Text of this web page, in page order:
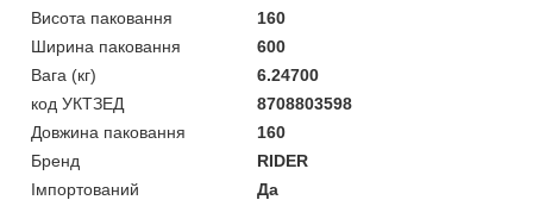
Висота паковання
160
Ширина паковання
600
Вага (кг)
6.24700
код УКТЗЕД
8708803598
Довжина паковання
160
Бренд
RIDER
Імпортований
Да